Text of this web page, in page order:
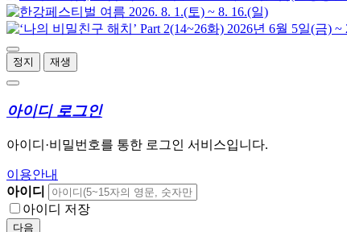
정지 재생
아이디 로그인
아이디·비밀번호를 통한 로그인 서비스입니다.
이용안내
아이디
아이디 저장
다음